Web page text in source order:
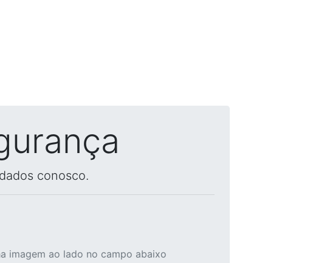
conosco.
imagem ao lado no campo abaixo